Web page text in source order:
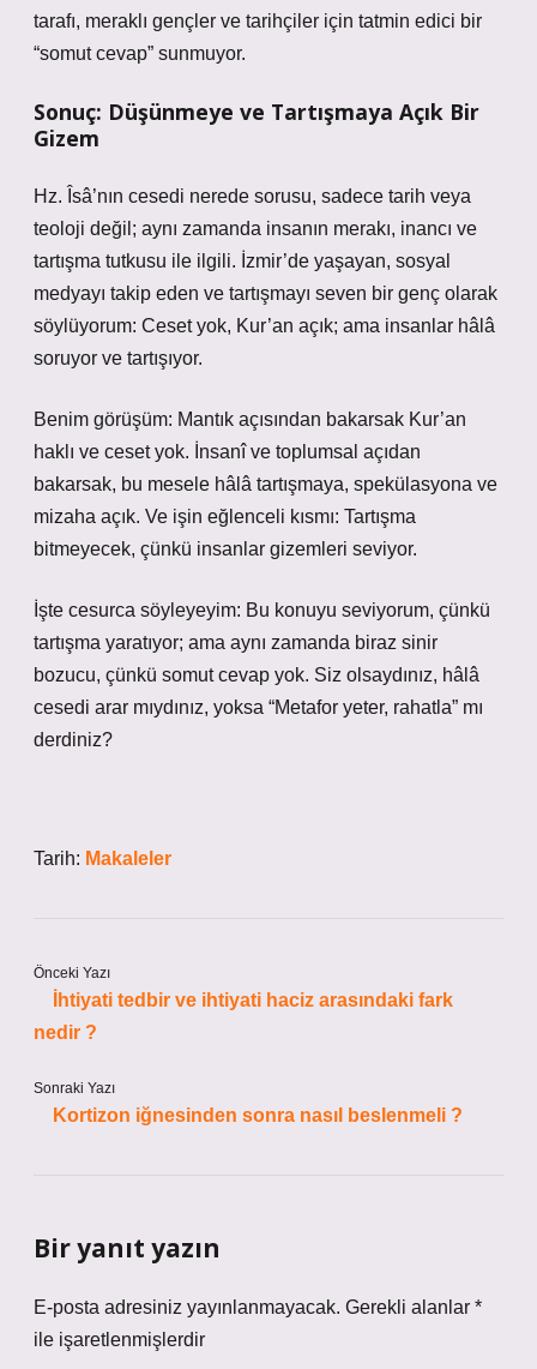
tarafı, meraklı gençler ve tarihçiler için tatmin edici bir
“somut cevap” sunmuyor.
Sonuç: Düşünmeye ve Tartışmaya Açık Bir
Gizem
Hz. Îsâ’nın cesedi nerede sorusu, sadece tarih veya
teoloji değil; aynı zamanda insanın merakı, inancı ve
tartışma tutkusu ile ilgili. İzmir’de yaşayan, sosyal
medyayı takip eden ve tartışmayı seven bir genç olarak
söylüyorum: Ceset yok, Kur’an açık; ama insanlar hâlâ
soruyor ve tartışıyor.
Benim görüşüm: Mantık açısından bakarsak Kur’an
haklı ve ceset yok. İnsanî ve toplumsal açıdan
bakarsak, bu mesele hâlâ tartışmaya, spekülasyona ve
mizaha açık. Ve işin eğlenceli kısmı: Tartışma
bitmeyecek, çünkü insanlar gizemleri seviyor.
İşte cesurca söyleyeyim: Bu konuyu seviyorum, çünkü
tartışma yaratıyor; ama aynı zamanda biraz sinir
bozucu, çünkü somut cevap yok. Siz olsaydınız, hâlâ
cesedi arar mıydınız, yoksa “Metafor yeter, rahatla” mı
derdiniz?
Tarih: Makaleler
Önceki Yazı
İhtiyati tedbir ve ihtiyati haciz arasındaki fark
nedir ?
Sonraki Yazı
Kortizon iğnesinden sonra nasıl beslenmeli ?
Bir yanıt yazın
E-posta adresiniz yayınlanmayacak. Gerekli alanlar *
ile işaretlenmişlerdir